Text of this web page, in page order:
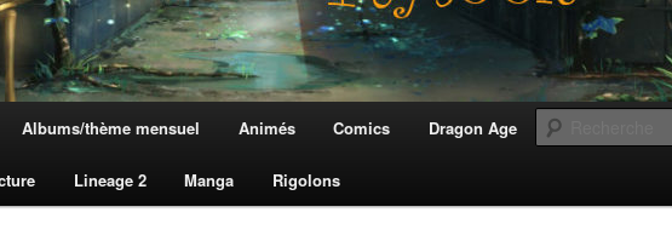
Albums/thème mensuel Animés Comics Dragon Age
Lineage 2 Manga Rigolons